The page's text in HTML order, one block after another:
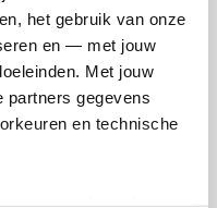
het gebruik van onze
en — met jouw
Met jouw
partners gegevens
en technische